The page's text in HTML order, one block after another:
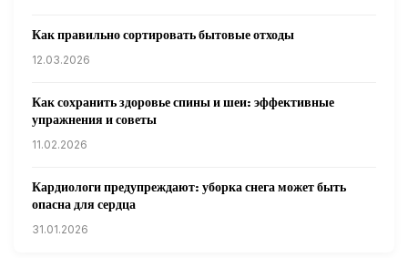
Как правильно сортировать бытовые отходы
12.03.2026
Как сохранить здоровье спины и шеи: эффективные
упражнения и советы
11.02.2026
Кардиологи предупреждают: уборка снега может быть
опасна для сердца
31.01.2026